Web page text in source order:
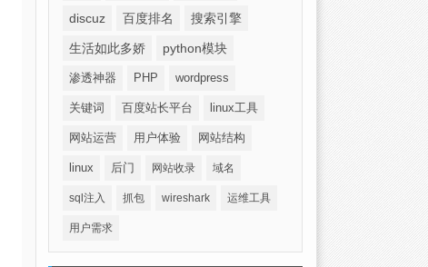
discuz 百度排名 搜索引擎
生活如此多娇 python模块
渗透神器 PHP wordpress
关键词 百度站长平台 linux工具
网站运营 用户体验 网站结构
linux 后门 网站收录 域名
sql注入 抓包 wireshark 运维工具
用户需求